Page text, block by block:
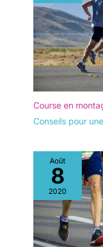
Course en
Conseils pour
Août
8
2020